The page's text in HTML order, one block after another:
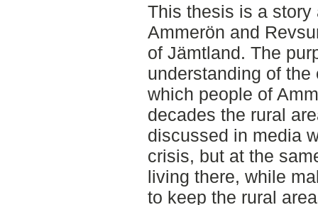
This thesis is a
Ammerön and
of Jämtland. The
understanding of
which people of
decades the rural
discussed in media
crisis, but at the
living there, while
to keep the rural